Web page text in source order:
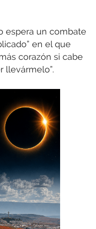
espera un combate
en el que
corazón si cabe
llevármelo”.